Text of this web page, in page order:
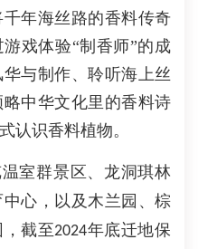
年海丝路的香料传奇
戏体验“制香师”的成
与制作、聆听海上丝
中华文化里的香料诗
认识香料植物。
室群景区、龙洞琪林
心，以及木兰园、棕
，截至2024年底迁地保